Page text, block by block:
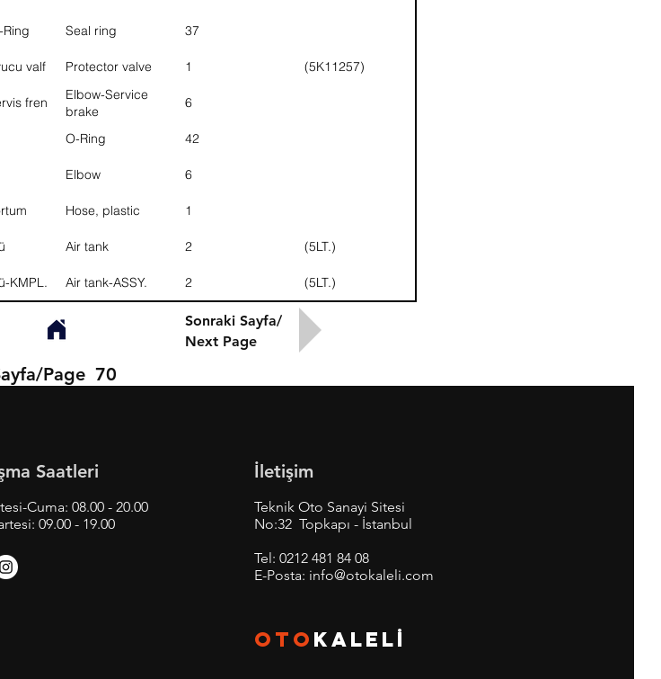
Ring Seal ring 37
valf Protector valve 1 (5K11257)
fren
Elbow-Service
brake
6
O-Ring 42
Elbow 6
Hose, plastic 1
Air tank 2 (5LT.)
KMPL. Air tank-ASSY. 2 (5LT.)
Sonraki Sayfa/
Next Page
Page 70
Saatleri
Cuma: 08.00 - 20.00
09.00 - 19.00
İletişim
Teknik Oto Sanayi Sitesi
No:32 Topkapı - İstanbul
Tel: 0212 481 84 08
E-Posta: info@otokaleli.com
OTO KALELİ